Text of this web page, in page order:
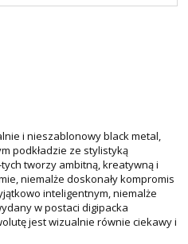
i nieszablonowy black metal,
podkładzie ze stylistyką
tworzy ambitną, kreatywną i
niemalże doskonały kompromis
inteligentnym, niemalże
w postaci digipacka
jest wizualnie równie ciekawy i